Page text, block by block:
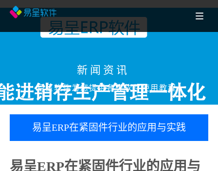
新闻资讯
易呈软件为您提供各类软件使用教程
易呈ERP在紧固件行业的应用与实践
易呈ERP在紧固件行业的应用与